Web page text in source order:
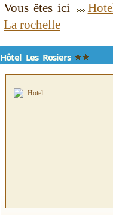
Vous êtes ici
La rochelle
Hôtel Les Rosiers